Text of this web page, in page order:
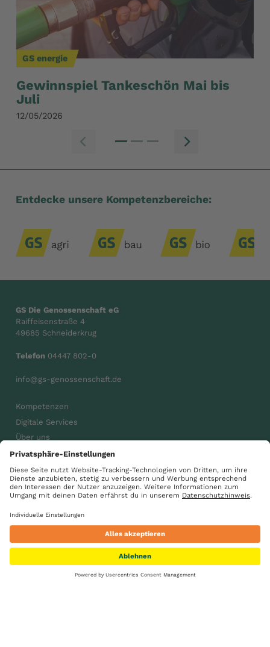
GS energie
Gewinnspiel Tankeschön Mai bis
Juli
12/05/2026
Zum Zum
Entdecke unsere Kompetenzbereiche:
GS Die Genossenschaft eG
Raiffeisenstraße 4
49685 Schneiderkrug
Telefon 04447 802-0
info@gs-genossenschaft.de
Kompetenzen
Digitale Services
Über uns
Karriere
Aktuelles
gsdiegenossenschaft
GS Gemeinsam wachsen
Standorte Kontakt